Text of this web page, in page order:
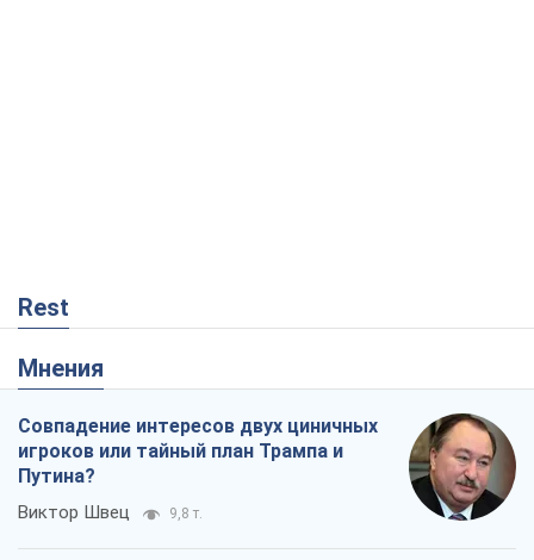
Rest
Мнения
Совпадение интересов двух циничных
игроков или тайный план Трампа и
Путина?
Виктор Швец 9,8 т.